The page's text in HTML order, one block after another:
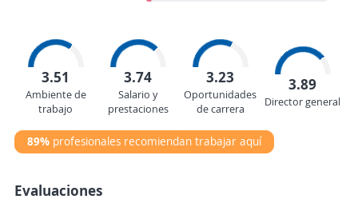
3.51
Ambiente de
trabajo
3.74
Salario y
prestaciones
3.23
Oportunidades
de carrera
3.89
Director general
89% profesionales recomiendan trabajar aquí
Evaluaciones